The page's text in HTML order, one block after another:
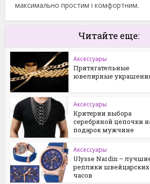
максимально простим і комфортним.
Читайте еще:
Аксессуары
Притягательные
ювелирные
Аксессуары
Критерии выбора
серебряной цепочки
подарок мужчине
Аксессуары
Ulysse Nardin –
реплики швейцарских
часов